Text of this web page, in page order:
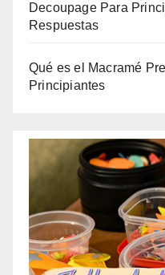
Decoupage Para
Respuestas
Qué es el Macramé
Principiantes